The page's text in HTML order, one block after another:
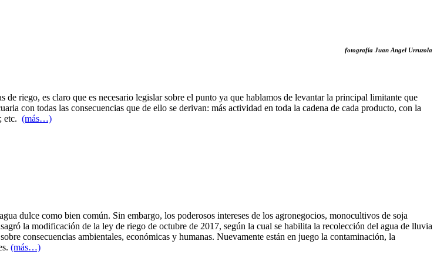
fotografía Juan Angel Urruzola
riego, es claro que es necesario legislar sobre el punto ya que hablamos de levantar la principal limitante que
con todas las consecuencias que de ello se derivan: más actividad en toda la cadena de cada producto, con la
etc. (más…)
dulce como bien común. Sin embargo, los poderosos intereses de los agronegocios, monocultivos de soja
la modificación de la ley de riego de octubre de 2017, según la cual se habilita la recolección del agua de lluvia
consecuencias ambientales, económicas y humanas. Nuevamente están en juego la contaminación, la
(más…)